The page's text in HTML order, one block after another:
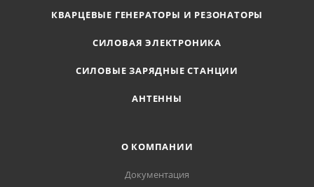
КВАРЦЕВЫЕ ГЕНЕРАТОРЫ И РЕЗОНАТОРЫ
СИЛОВАЯ ЭЛЕКТРОНИКА
СИЛОВЫЕ ЗАРЯДНЫЕ СТАНЦИИ
АНТЕННЫ
О КОМПАНИИ
Документация